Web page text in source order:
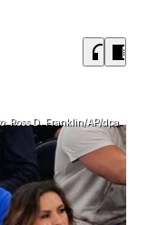
headphones chrome_reader_mode
Ross D. Franklin/AP/dpa